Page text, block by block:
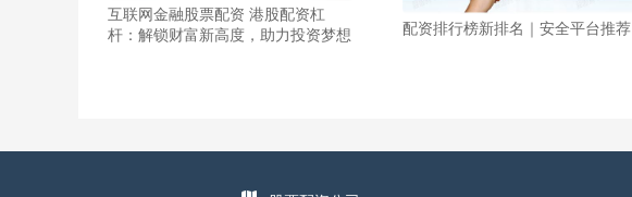
互联网金融股票配资 港股配资杠
杆：解锁财富新高度，助力投资梦想
配资排行榜新排名｜安全平台推荐